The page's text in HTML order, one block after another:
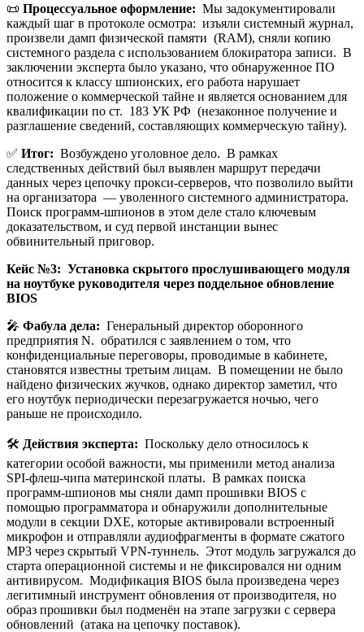
📜 Процессуальное оформление: Мы задокументировали
каждый шаг в протоколе осмотра: изъяли системный журнал,
произвели дамп физической памяти (RAM), сняли копию
системного раздела с использованием блокиратора записи. В
заключении эксперта было указано, что обнаруженное ПО
относится к классу шпионских, его работа нарушает
положение о коммерческой тайне и является основанием для
квалификации по ст. 183 УК РФ (незаконное получение и
разглашение сведений, составляющих коммерческую тайну).
✅ Итог: Возбуждено уголовное дело. В рамках
следственных действий был выявлен маршрут передачи
данных через цепочку прокси-серверов, что позволило выйти
на организатора — уволенного системного администратора.
Поиск программ-шпионов в этом деле стало ключевым
доказательством, и суд первой инстанции вынес
обвинительный приговор.
Кейс №3: Установка скрытого прослушивающего модуля
на ноутбуке руководителя через поддельное обновление
BIOS
🎤 Фабула дела: Генеральный директор оборонного
предприятия N. обратился с заявлением о том, что
конфиденциальные переговоры, проводимые в кабинете,
становятся известны третьим лицам. В помещении не было
найдено физических жучков, однако директор заметил, что
его ноутбук периодически перезагружается ночью, чего
раньше не происходило.
🛠️ Действия эксперта: Поскольку дело относилось к
категории особой важности, мы применили метод анализа
SPI-флеш-чипа материнской платы. В рамках поиска
программ-шпионов мы сняли дамп прошивки BIOS с
помощью программатора и обнаружили дополнительные
модули в секции DXE, которые активировали встроенный
микрофон и отправляли аудиофрагменты в формате сжатого
MP3 через скрытый VPN-туннель. Этот модуль загружался до
старта операционной системы и не фиксировался ни одним
антивирусом. Модификация BIOS была произведена через
легитимный инструмент обновления от производителя, но
образ прошивки был подменён на этапе загрузки с сервера
обновлений (атака на цепочку поставок).